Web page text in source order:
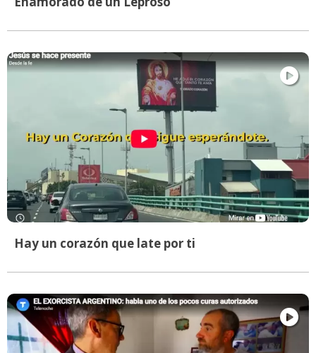
Hay un corazón que late por ti